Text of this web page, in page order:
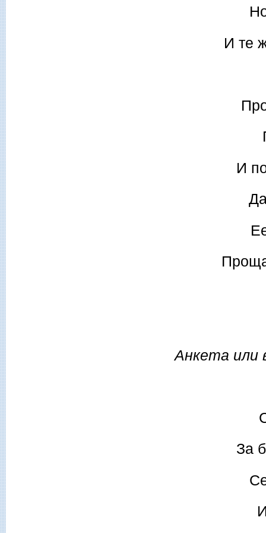
И те
И
Анкета или
За